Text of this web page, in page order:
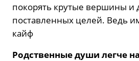
покорять крутые вершины и
поставленных целей. Ведь
кайф
Родственные души легче